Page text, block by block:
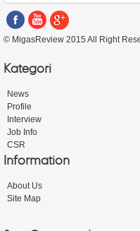
© MigasReview 2015 All Right
Kategori
News
Profile
Interview
Job Info
CSR
Information
About Us
Site Map